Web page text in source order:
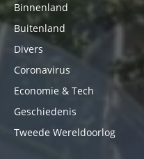
Binnenland
Buitenland
Divers
Coronavirus
Economie & Tech
Geschiedenis
Tweede Wereldoorlog